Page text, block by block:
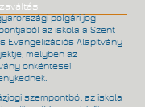
polgári jog
az iskola a Szent
Evangelizációs Alapítvány
melyben az
önkéntesei
szempontból az iskola